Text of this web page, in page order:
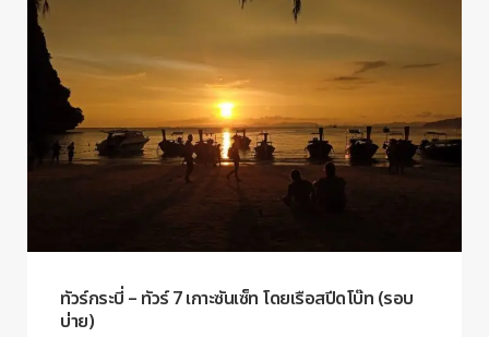
ทัวร์กระบี่ – ทัวร์ 7 เกาะซันเซ็ท โดยเรือสปีดโบ๊ท (รอบ
บ่าย)